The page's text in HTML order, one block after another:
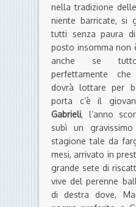
nella tradizione
niente barricate, si
tutti senza paura
posto insomma
anche se
perfettamente
dovrà lottare per
porta c’è il
Gabrieli, l’anno
subì un
stagione tale da
mesi, arrivato in
grande sete di
vive del perenne
di destra dove,